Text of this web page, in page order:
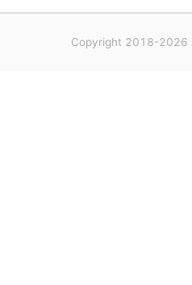
Copyright 2018-2026